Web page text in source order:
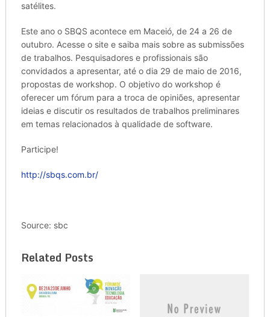
satélites.
Este ano o SBQS acontece em Maceió, de 24 a 26 de
outubro. Acesse o site e saiba mais sobre as submissões
de trabalhos. Pesquisadores e profissionais são
convidados a apresentar, até o dia 29 de maio de 2016,
propostas de workshop. O objetivo do workshop é
oferecer um fórum para a troca de opiniões, apresentar
ideias e discutir os resultados de trabalhos preliminares
em temas relacionados à qualidade de software.
Participe!
http://sbqs.com.br/
Source: sbc
Related Posts